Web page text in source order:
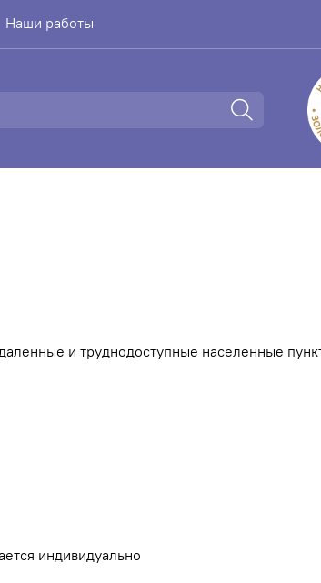
Наши работы
и труднодоступные населенные
индивидуально